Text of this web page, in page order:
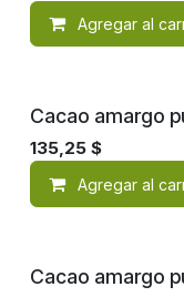
Agregar al
¡Nuevo!
Cacao amargo
135,25 $
Agregar al
¡Nuevo!
Cacao amargo